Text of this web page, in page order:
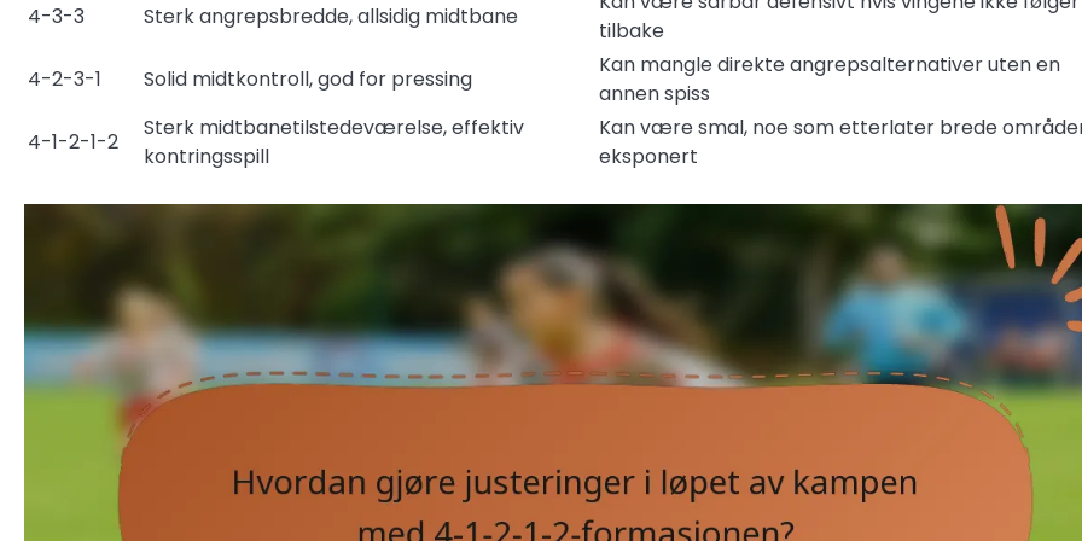
4-3-3 Sterk angrepsbredde, allsidig midtbane
tilbake
4-2-3-1
Solid midtkontroll, god for pressing
Kan mangle direkte angrepsalternativer uten en
annen spiss
4-1-2-1-2
Sterk midtbanetilstedeværelse, effektiv
kontringsspill
Kan være smal, noe som etterlater brede
eksponert